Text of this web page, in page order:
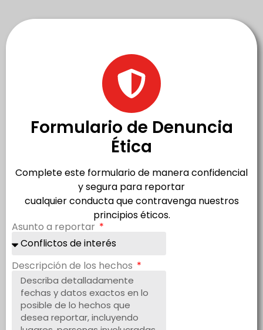
Formulario de Denuncia
Ética
Complete este formulario de manera confidencial
y segura para reportar
cualquier conducta que contravenga nuestros
principios éticos.
Asunto a reportar
Descripción de los hechos